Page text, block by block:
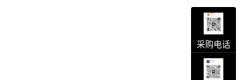
采购电话